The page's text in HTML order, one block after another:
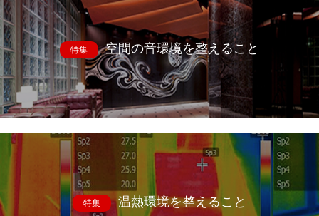
特集 空間の音環境を整えること
特集 温熱環境を整えること